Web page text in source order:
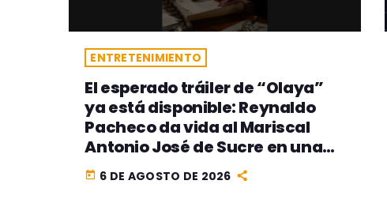
ENTRETENIMIENTO
El esperado tráiler de “Olaya”
ya está disponible: Reynaldo
Pacheco da vida al Mariscal
Antonio José de Sucre en una
de las producciones históricas
más ambiciosas del cine
today 6 DE AGOSTO DE 2026